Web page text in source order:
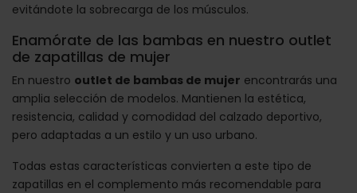
evitándote la sobrecarga de los músculos.
Enamórate de las bambas en nuestro outlet
de zapatillas de mujer
En nuestro outlet de bambas de mujer encontrarás una
amplia selección de modelos. Mantienen la estética,
resistencia, calidad y comodidad del calzado deportivo,
pero adaptadas a un estilo y un uso urbano.
Todas estas características convierten a este tipo de
zapatillas en el complemento más recomendable para